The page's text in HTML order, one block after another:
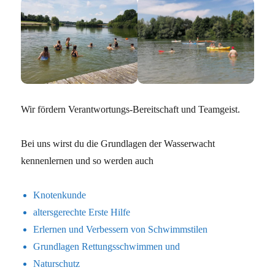
Wir fördern Verantwortungs-Bereitschaft und Teamgeist.
Bei uns wirst du die Grundlagen der Wasserwacht
kennenlernen und so werden auch
Knotenkunde
altersgerechte Erste Hilfe
Erlernen und Verbessern von Schwimmstilen
Grundlagen Rettungsschwimmen und
Naturschutz